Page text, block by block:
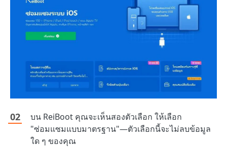
บน ReiBoot คุณจะเห็นสองตัวเลือก ให้เลือก
"ซ่อมแซมแบบมาตรฐาน"—ตัวเลือกนี้จะไม่ลบข้อมูล
ใด ๆ ของคุณ